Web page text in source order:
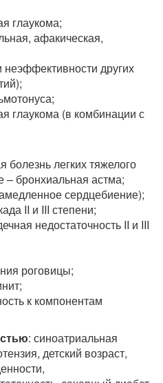
глаукома;
афакическая,
других
глаукома (в комбинации с
болезнь легких тяжелого
бронхиальная астма;
сердцебиение);
II и III степени;
недостаточность II и III
роговицы;
к компонентам
: синоатриальная
детский возраст,